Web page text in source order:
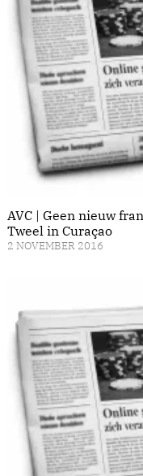
AVC | Geen nieuw
Tweel in Curaçao
2 NOVEMBER 2016